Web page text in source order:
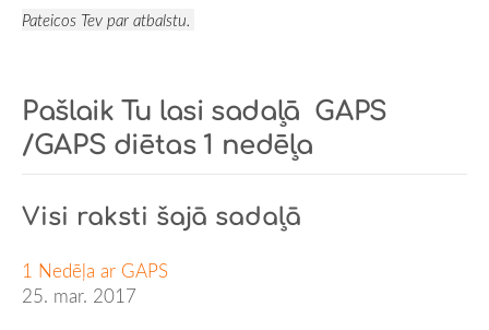
Pateicos Tev par atbalstu.
Pašlaik Tu lasi sadaļā GAPS
/GAPS diētas 1 nedēļa
Visi raksti šajā sadaļā
1 Nedēļa ar GAPS
25. mar. 2017